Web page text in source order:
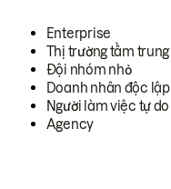
Enterprise
Thị trường tầm trung
Đội nhóm nhỏ
Doanh nhân độc lập
Người làm việc tự do
Agency